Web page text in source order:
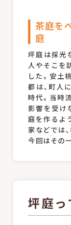
茶庭を
庭
坪庭は採光
人やそこを
した。安土
都は、町人
時代。当時
影響を受け
庭を作るよ
家などでは
今回はその
坪庭っ